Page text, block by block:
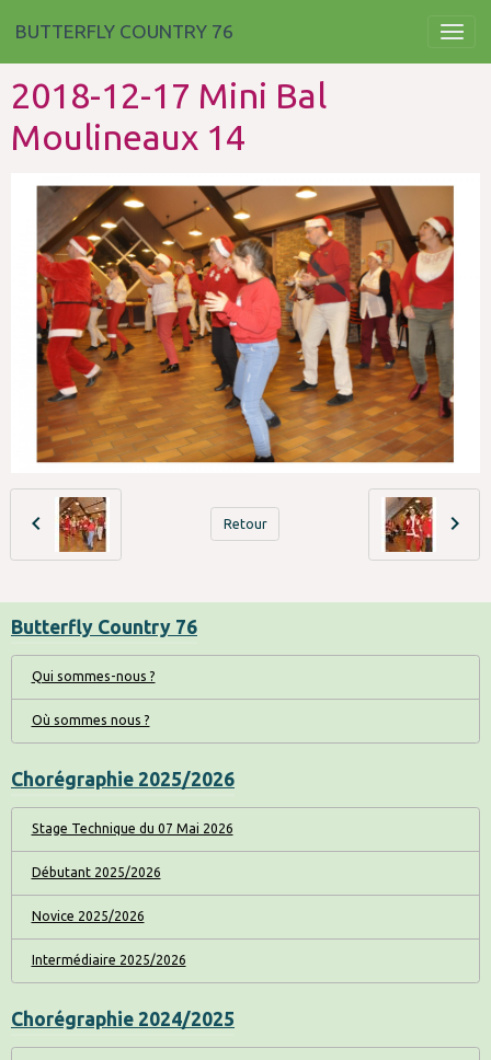
BUTTERFLY COUNTRY 76
2018-12-17 Mini Bal
Moulineaux 14
Retour
Butterfly Country 76
Qui sommes-nous ?
Où sommes nous ?
Chorégraphie 2025/2026
Stage Technique du 07 Mai 2026
Débutant 2025/2026
Novice 2025/2026
Intermédiaire 2025/2026
Chorégraphie 2024/2025